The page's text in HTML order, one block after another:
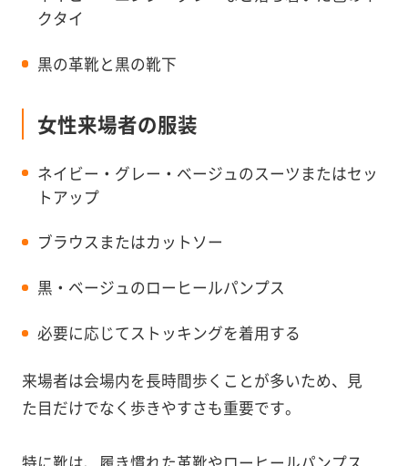
クタイ
黒の革靴と黒の靴下
女性来場者の服装
ネイビー・グレー・ベージュのスーツまたはセッ
トアップ
ブラウスまたはカットソー
黒・ベージュのローヒールパンプス
必要に応じてストッキングを着用する
来場者は会場内を長時間歩くことが多いため、見
た目だけでなく歩きやすさも重要です。